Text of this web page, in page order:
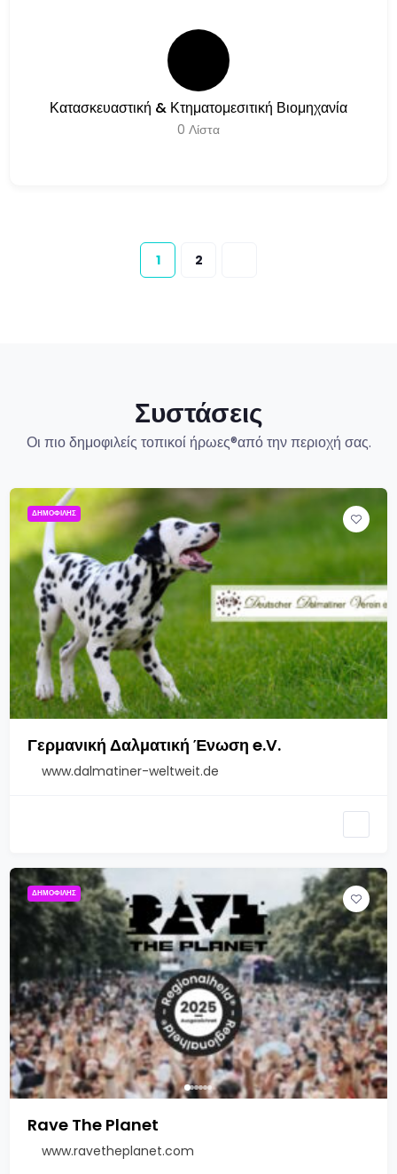
Κατασκευαστική & Κτηματομεσιτική Βιομηχανία
0 Λίστα
1 2
Συστάσεις
Οι πιο δημοφιλείς τοπικοί ήρωες®από την περιοχή σας.
ΔΗΜΟΦΙΛΉΣ
Γερμανική Δαλματική Ένωση e.V.
www.dalmatiner-weltweit.de
ΔΗΜΟΦΙΛΉΣ
Rave The Planet
www.ravetheplanet.com